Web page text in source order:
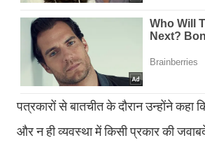
पत्रकारों से बातचीत के दौरान उन्होंने कहा
और न ही व्यवस्था में किसी प्रकार की